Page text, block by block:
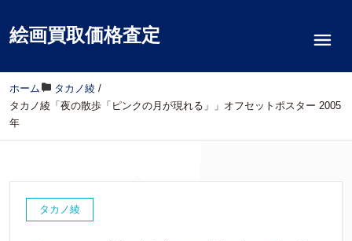
絵画買取価格査定
ホーム / タカノ綾 /
タカノ綾「夜の散歩「ピンクの月が現れる」」オフセットポスター 2005
年
タカノ綾